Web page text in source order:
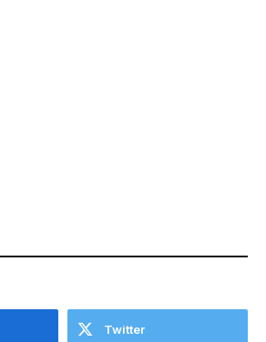
Twitter